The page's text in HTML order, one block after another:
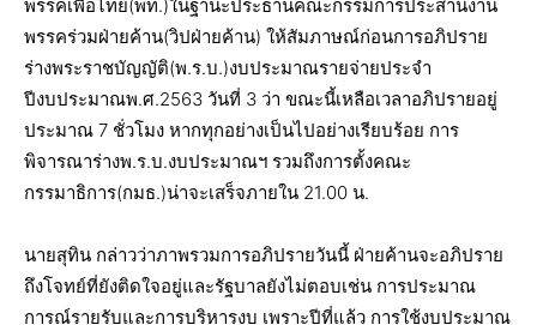
พรรคเพื่อไทย(พท.)​ในฐานะประธานคณะกรรมการ​ประสานงาน
พรรคร่วมฝ่ายค้าน​(วิปฝ่ายค้าน)​ ให้สัมภาษณ์​ก่อนการอภิปราย
ร่าง​พระราช​บัญญัติ​(พ.ร.บ.)​งบประมาณ​รายจ่ายประจำ
ปีงบประมาณ​พ.ศ.​2563 วันที่​ 3 ว่า​ ขณะนี้เหลือเวลาอภิปรายอยู่
ประมาณ​ 7​ ชั่วโมง​ หากทุกอย่างเป็นไปอย่างเรียบร้อย​ การ
พิจารณา​ร่างพ.ร.บ.งบประมาณฯ​ รวมถึงการตั้งคณะ
กรรมาธิการ(กมธ.)​น่าจะเสร็จ​ภายใน​ 21.00 น.
นายสุทิน กล่าวว่าภาพรวมการอภิปรายวันนี้​ ฝ่ายค้านจะอภิปราย
ถึงโจทย์ที่ยังติดใจอยู่และรัฐบาลยังไม่ตอบ​เช่น​ การประมาณ
การณ์รายรับและการบริหารงบ​ เพราะปีที่แล้ว​ การใช้งบประมาณ